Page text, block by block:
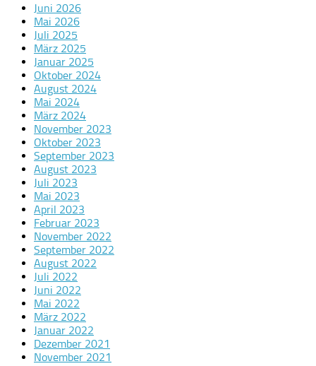
Juni 2026
Mai 2026
Juli 2025
März 2025
Januar 2025
Oktober 2024
August 2024
Mai 2024
März 2024
November 2023
Oktober 2023
September 2023
August 2023
Juli 2023
Mai 2023
April 2023
Februar 2023
November 2022
September 2022
August 2022
Juli 2022
Juni 2022
Mai 2022
März 2022
Januar 2022
Dezember 2021
November 2021